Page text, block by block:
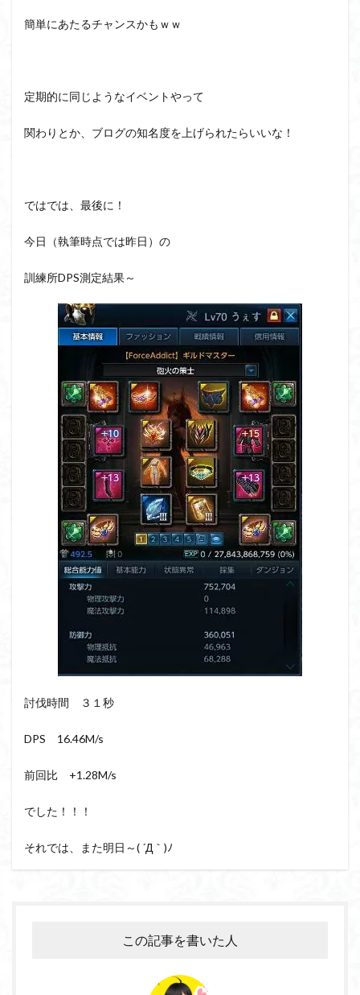
簡単にあたるチャンスかもｗｗ
定期的に同じようなイベントやって
関わりとか、ブログの知名度を上げられたらいいな！
ではでは、最後に！
今日（執筆時点では昨日）の
訓練所DPS測定結果～
討伐時間 ３１秒
DPS 16.46M/s
前回比 +1.28M/s
でした！！！
それでは、また明日～( ´Д｀)ﾉ
この記事を書いた人